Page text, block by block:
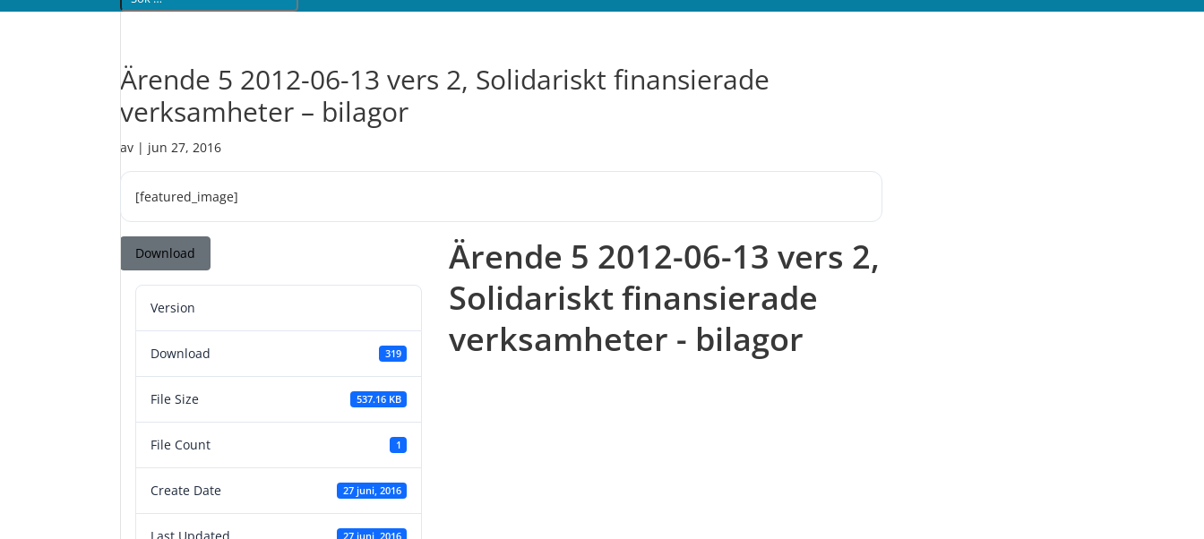
Ärende 5 2012-06-13 vers 2, Solidariskt finansierade
verksamheter – bilagor
av | jun 27, 2016
[featured_image]
Download
Version
Download 319
File Size 537.16 KB
File Count 1
Create Date 27 juni, 2016
27 juni, 2016
Ärende 5 2012-06-13 vers 2,
Solidariskt finansierade
verksamheter - bilagor